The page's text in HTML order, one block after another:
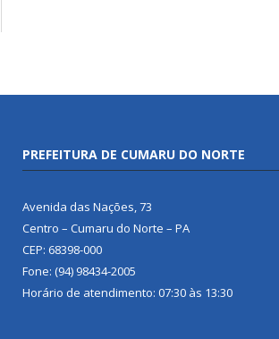
PREFEITURA DE CUMARU DO NORTE
Avenida das Nações, 73
Centro – Cumaru do Norte – PA
CEP: 68398-000
Fone: (94) 98434-2005
Horário de atendimento: 07:30 às 13:30